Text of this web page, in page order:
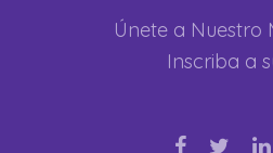
Únete a Nuestro
Inscriba a